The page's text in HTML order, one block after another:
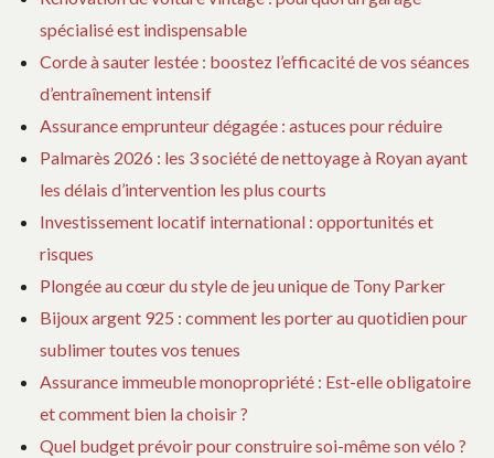
spécialisé est indispensable
Corde à sauter lestée : boostez l’efficacité de vos séances
d’entraînement intensif
Assurance emprunteur dégagée : astuces pour réduire
Palmarès 2026 : les 3 société de nettoyage à Royan ayant
les délais d’intervention les plus courts
Investissement locatif international : opportunités et
risques
Plongée au cœur du style de jeu unique de Tony Parker
Bijoux argent 925 : comment les porter au quotidien pour
sublimer toutes vos tenues
Assurance immeuble monopropriété : Est-elle obligatoire
et comment bien la choisir ?
Quel budget prévoir pour construire soi-même son vélo ?